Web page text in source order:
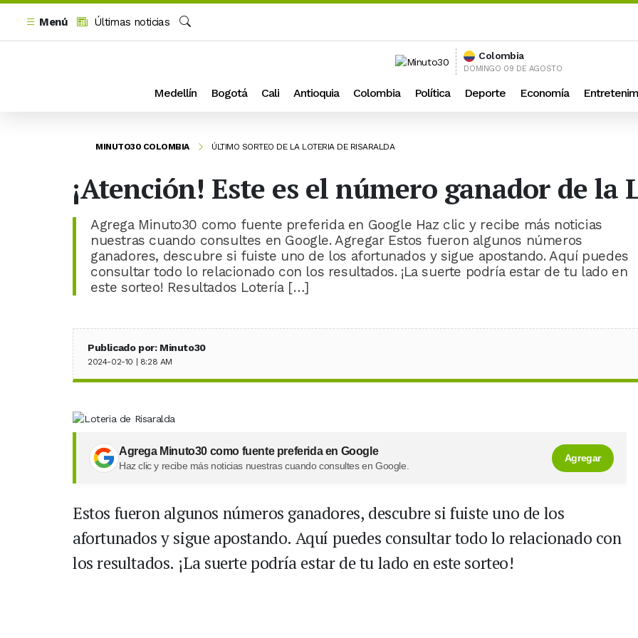
Menú
Últimas noticias
Buscar
Colombia
DOMINGO 09 DE AGOSTO
Medellín Bogotá Cali Antioquia Colombia Política Deporte Economía
MINUTO30 COLOMBIA ÚLTIMO SORTEO DE LA LOTERIA DE RISARALDA
¡Atención! Este es el número ganador de la
Agrega Minuto30 como fuente preferida en Google Haz clic y recibe más noticias
nuestras cuando consultes en Google. Agregar Estos fueron algunos números
ganadores, descubre si fuiste uno de los afortunados y sigue apostando. Aquí puedes
consultar todo lo relacionado con los resultados. ¡La suerte podría estar de tu lado en
este sorteo! Resultados Lotería […]
Publicado por: Minuto30
2024-02-10 | 8:28 AM
Agrega Minuto30 como fuente preferida en Google
Haz clic y recibe más noticias nuestras cuando consultes en Google.
Agregar
Estos fueron algunos números ganadores, descubre si fuiste uno de los
afortunados y sigue apostando. Aquí puedes consultar todo lo relacionado con
los resultados. ¡La suerte podría estar de tu lado en este sorteo!